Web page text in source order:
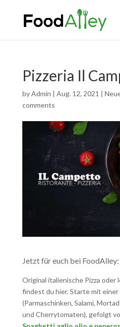
Pizzeria Il
byAdmin | Aug. 12, 2021 |
comments
Jetzt für euch bei FoodAlley:
Original italienische Pizza oder
findest du hier. Starte mit einer
(Parmaschinken, Salami,
und Cherrytomaten), gefolgt